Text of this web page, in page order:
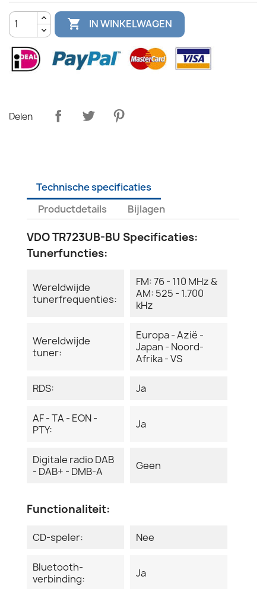
 IN WINKELWAGEN
Delen
Technische specificaties
Productdetails
Bijlagen
VDO TR723UB-BU Specificaties:
Tunerfuncties:
Wereldwijde
tunerfrequenties:
FM: 76 - 110 MHz &
AM: 525 - 1.700
kHz
Wereldwijde
tuner:
Europa - Azië -
Japan - Noord-
Afrika - VS
RDS: Ja
AF - TA - EON -
PTY:
Ja
Digitale radio DAB
- DAB+ - DMB-A
Geen
Functionaliteit:
CD-speler: Nee
Bluetooth-
verbinding:
Ja